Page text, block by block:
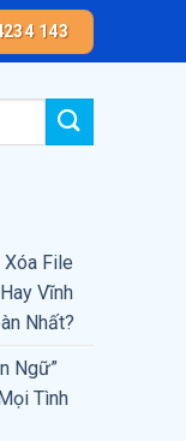
143
Xóa File
Vĩnh
Nhất?
Ngữ”
Tình